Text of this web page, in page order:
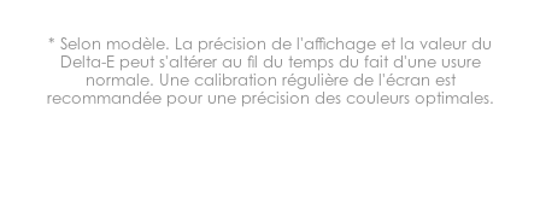
* Selon modèle. La précision de l'affichage et la valeur du
Delta-E peut s'altérer au fil du temps du fait d'une usure
normale. Une calibration régulière de l'écran est
recommandée pour une précision des couleurs optimales.